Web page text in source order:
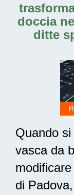
doccia
ditte
Quando
vasca da
di